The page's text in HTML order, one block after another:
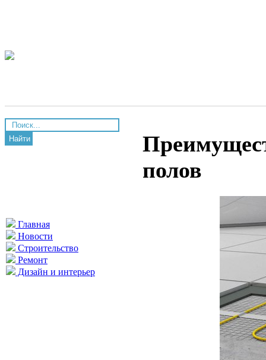
Найти
Главная
Новости
Строительство
Ремонт
Дизайн и интерьер
полов